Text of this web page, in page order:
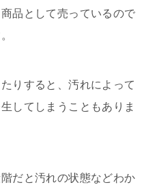
品として売っているので
りすると、汚れによって
してしまうこともありま
だと汚れの状態などわか